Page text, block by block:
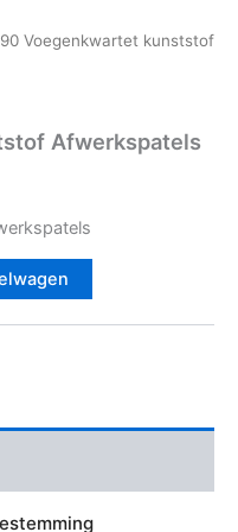
Voegenkwartet kunststof
Afwerkspatels